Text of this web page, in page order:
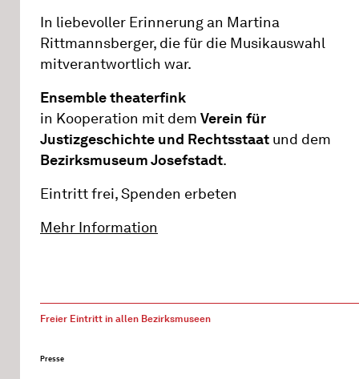
In liebevoller Erinnerung an Martina
Rittmannsberger, die für die Musikauswahl
mitverantwortlich war.
Ensemble theaterfink
in Kooperation mit dem Verein für
Justizgeschichte und Rechtsstaat und dem
Bezirksmuseum Josefstadt.
Eintritt frei, Spenden erbeten
Mehr Information
Freier Eintritt in allen Bezirksmuseen
Presse